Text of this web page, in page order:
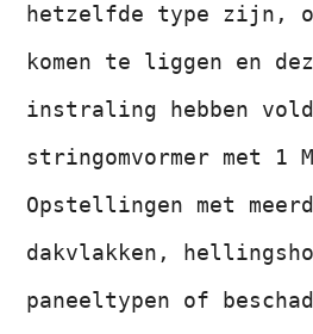
hetzelfde type zijn,
komen te liggen en
instraling hebben
stringomvormer met 1
Opstellingen met
dakvlakken,
paneeltypen of